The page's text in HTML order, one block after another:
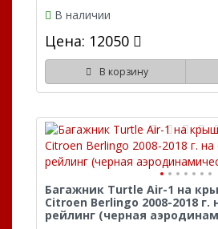
В наличии
Цена: 12050
В корзину
Багажник Turtle Air-1 на
Citroen Berlingo 2008-2018
рейлинг (черная